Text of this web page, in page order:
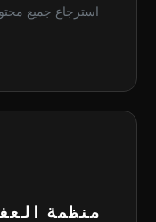
استرجاع جميع
منظمة